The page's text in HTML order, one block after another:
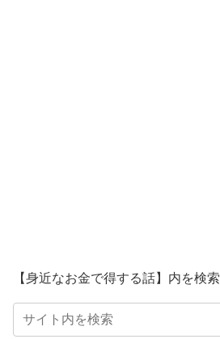
【身近なお金で得する話】内を検索